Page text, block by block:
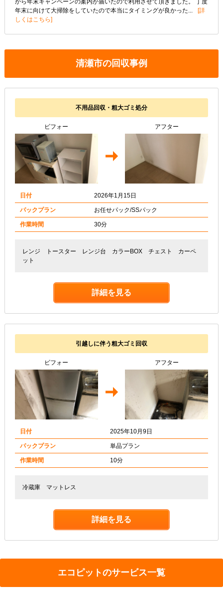
から年末キャンペーンの案内が届いたので利用させて頂きました。 丁度
年末に向けて大掃除をしていたので本当にタイミングが良かった...
詳
しくはこちら
清瀬市の回収事例
不用品回収・粗大ゴミ処分
ビフォー アフター
日付 2026年1月15日
パックプラン お任せパック/SSパック
作業時間 30分
レンジ トースター レンジ台 カラーBOX チェスト カーペ
ット
詳細を見る
引越しに伴う粗大ゴミ回収
ビフォー アフター
日付 2025年10月9日
パックプラン 単品プラン
作業時間 10分
冷蔵庫 マットレス
詳細を見る
エコピットのサービス一覧